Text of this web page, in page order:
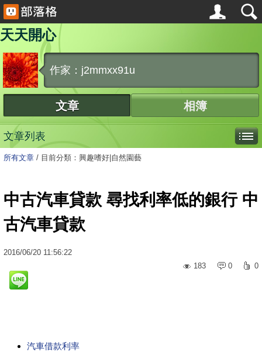
天天開心
作家：j2mmxx91u
文章 相簿
文章列表
所有文章 / 目前分類：興趣嗜好|自然園藝
中古汽車貸款 尋找利率低的銀行 中
古汽車貸款
2016/06/20 11:56:22
183
0 0
汽車借款利率